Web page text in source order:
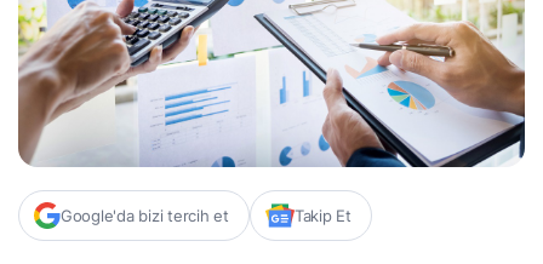
Google'da bizi tercih et Takip Et